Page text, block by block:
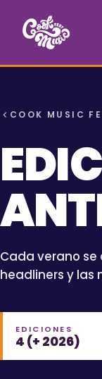
COOK MUSIC
Cada verano se
headliners y las
EDICIONES
4 (+ 2026)